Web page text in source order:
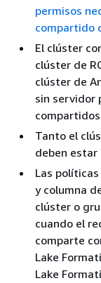
permisos
compartido
El clúster
clúster de
clúster de
sin servidor
Tanto el
deben
Las
y columna
clúster o
cuando el
comparte
Lake
Lake